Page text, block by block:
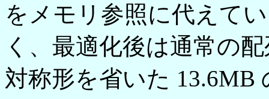
をメモリ参照に代えて
く、最適化後は通常の
対称形を省いた 13.6MB